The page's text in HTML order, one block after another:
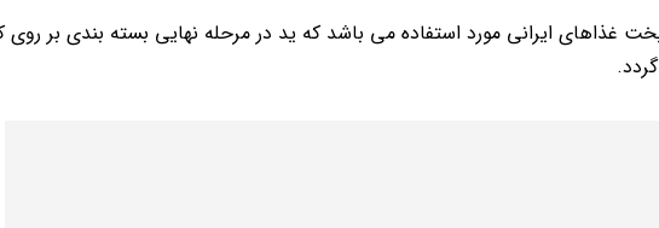
غذاهای ایرانی مورد استفاده می باشد که ید در مرحله نهایی بسته بندی بر روی